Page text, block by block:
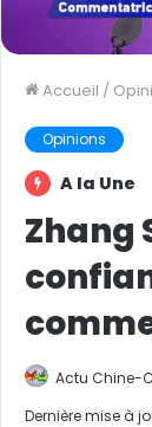
Accueil /
Opinions
A la Une
Zhang
Actu Chine-
Dernière mise à